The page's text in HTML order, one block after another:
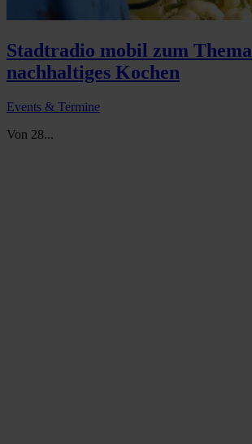
Stadtradio mobil zum Thema
nachhaltiges Kochen
Events & Termine
Von 28...